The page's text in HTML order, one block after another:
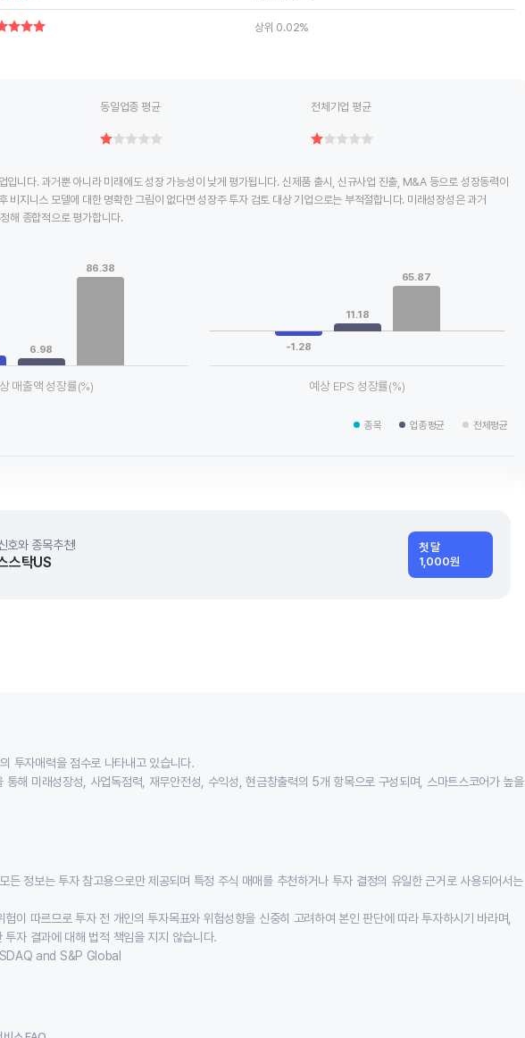
상위 0.02%
동일업종 평균 전체기업 평균
입니다. 과거뿐 아니라 미래에도 성장 가능성이 낮게 평가됩니다. 신제품 출시, 신규사업 진출, M&A 등으로 성장동력이
비지니스 모델에 대한 명확한 그림이 없다면 성장주 투자 검토 대상 기업으로는 부적절합니다. 미래성장성은 과거
해 종합적으로 평가합니다.
6.98
86.38
매출액 성장률(%)
The chart has 1 X axis displaying categories.
-1.28
11.18
65.87
예상 EPS 성장률(%)
종목 업종평균 전체평균
호와 종목추천!
스탁US
첫 달
1,000원
투자매력을 점수로 나타내고 있습니다.
통해 미래성장성, 사업독점력, 재무안전성, 수익성, 현금창출력의 5개 항목으로 구성되며, 스마트스코어가 높을
든 정보는 투자 참고용으로만 제공되며 특정 주식 매매를 추천하거나 투자 결정의 유일한 근거로 사용되어서는
험이 따르므로 투자 전 개인의 투자목표와 위험성향을 신중히 고려하여 본인 판단에 따라 투자하시기 바라며,
투자 결과에 대해 법적 책임을 지지 않습니다.
and S&P Global